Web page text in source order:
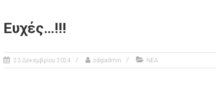
Ευχές…!!!
23 Δεκεμβρίου 2024 sdipadmin ΝΕΑ